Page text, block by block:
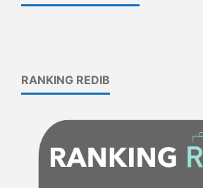
RANKING REDIB